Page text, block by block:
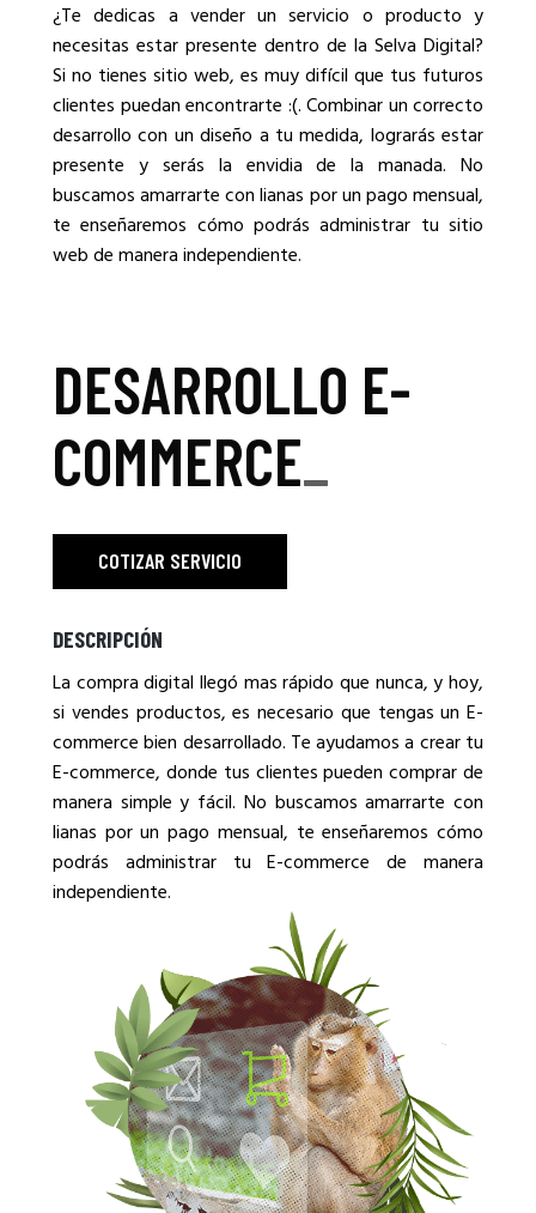
¿Te dedicas a vender un servicio o producto y
necesitas estar presente dentro de la Selva Digital?
Si no tienes sitio web, es muy difícil que tus futuros
clientes puedan encontrarte :(. Combinar un correcto
desarrollo con un diseño a tu medida, lograrás estar
presente y serás la envidia de la manada. No
buscamos amarrarte con lianas por un pago mensual,
te enseñaremos cómo podrás administrar tu sitio
web de manera independiente.
DESARROLLO E-
COMMERCE_
COTIZAR SERVICIO
DESCRIPCIÓN
La compra digital llegó mas rápido que nunca, y hoy,
si vendes productos, es necesario que tengas un E-
commerce bien desarrollado. Te ayudamos a crear tu
E-commerce, donde tus clientes pueden comprar de
manera simple y fácil. No buscamos amarrarte con
lianas por un pago mensual, te enseñaremos cómo
podrás administrar tu E-commerce de manera
independiente.